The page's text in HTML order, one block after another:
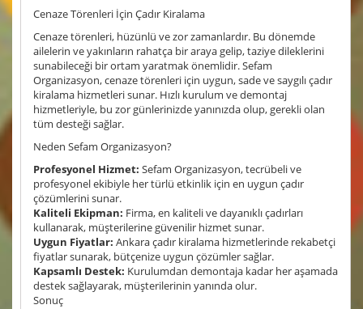
Cenaze Törenleri İçin Çadır Kiralama
Cenaze törenleri, hüzünlü ve zor zamanlardır. Bu dönemde
ailelerin ve yakınların rahatça bir araya gelip, taziye dileklerini
sunabileceği bir ortam yaratmak önemlidir. Sefam
Organizasyon, cenaze törenleri için uygun, sade ve saygılı çadır
kiralama hizmetleri sunar. Hızlı kurulum ve demontaj
hizmetleriyle, bu zor günlerinizde yanınızda olup, gerekli olan
tüm desteği sağlar.
Neden Sefam Organizasyon?
Profesyonel Hizmet: Sefam Organizasyon, tecrübeli ve
profesyonel ekibiyle her türlü etkinlik için en uygun çadır
çözümlerini sunar.
Kaliteli Ekipman: Firma, en kaliteli ve dayanıklı çadırları
kullanarak, müşterilerine güvenilir hizmet sunar.
Uygun Fiyatlar: Ankara çadır kiralama hizmetlerinde rekabetçi
fiyatlar sunarak, bütçenize uygun çözümler sağlar.
Kapsamlı Destek: Kurulumdan demontaja kadar her aşamada
destek sağlayarak, müşterilerinin yanında olur.
Sonuç